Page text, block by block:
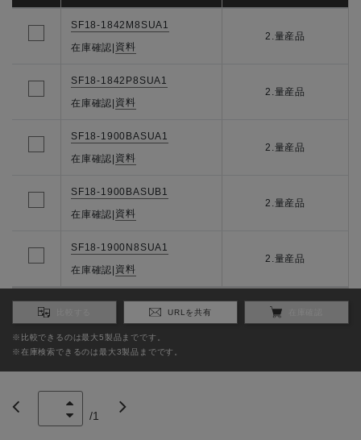
SF18-1842M8SUA1
在庫確認| 資料
2.量産品
SF18-1842P8SUA1
在庫確認| 資料
2.量産品
SF18-1900BASUA1
在庫確認| 資料
2.量産品
SF18-1900BASUB1
在庫確認| 資料
2.量産品
SF18-1900N8SUA1
在庫確認| 資料
2.量産品
URLを共有
※比較できるのは最大5製品までです。
※在庫検索できるのは最大3製品までです。
/1